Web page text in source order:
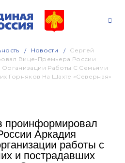
Новости
Сергей
Вице-Премьера России
Работы С Семьями
Горняков На Шахте «Северная»
проинформировал
Аркадия
работы с
и пострадавших